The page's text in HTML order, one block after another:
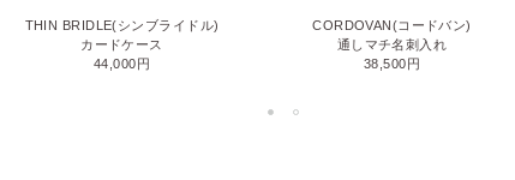
THIN BRIDLE(シンブライドル)
カードケース
44,000円
CORDOVAN(コードバン)
通しマチ名刺入れ
38,500円